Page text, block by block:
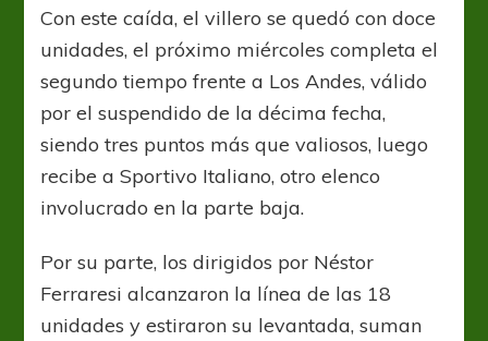
Con este caída, el villero se quedó con doce
unidades, el próximo miércoles completa el
segundo tiempo frente a Los Andes, válido
por el suspendido de la décima fecha,
siendo tres puntos más que valiosos, luego
recibe a Sportivo Italiano, otro elenco
involucrado en la parte baja.
Por su parte, los dirigidos por Néstor
Ferraresi alcanzaron la línea de las 18
unidades y estiraron su levantada, suman